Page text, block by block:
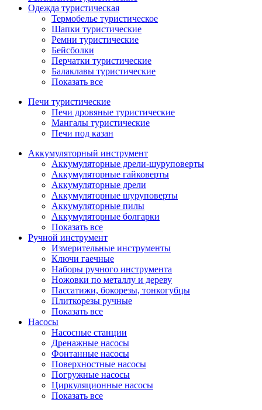
Одежда туристическая
Термобелье туристическое
Шапки туристические
Ремни туристические
Бейсболки
Перчатки туристические
Балаклавы туристические
Показать все
Печи туристические
Печи дровяные туристические
Мангалы туристические
Печи под казан
Аккумуляторный инструмент
Аккумуляторные дрели-шуруповерты
Аккумуляторные гайковерты
Аккумуляторные дрели
Аккумуляторные шуруповерты
Аккумуляторные пилы
Аккумуляторные болгарки
Показать все
Ручной инструмент
Измерительные инструменты
Ключи гаечные
Наборы ручного инструмента
Ножовки по металлу и дереву
Пассатижи, бокорезы, тонкогубцы
Плиткорезы ручные
Показать все
Насосы
Насосные станции
Дренажные насосы
Фонтанные насосы
Поверхностные насосы
Погружные насосы
Циркуляционные насосы
Показать все